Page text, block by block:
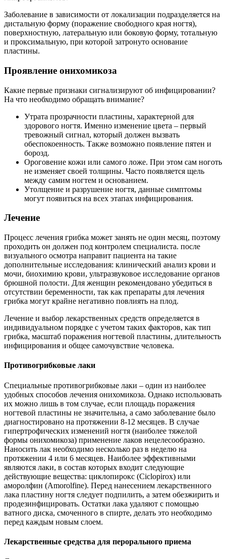
Заболевание в зависимости от локализации подразделяется на
дистальную форму (поражение свободного края ногтя),
поверхностную, латеральную или боковую форму, тотальную
и проксимальную, при которой затронуто основание
пластины.
Проявление онихомикоза
Какие первые признаки сигнализируют об инфицировании?
На что необходимо обращать внимание?
Утрата прозрачности пластины, характерной для
здорового ногтя. Именно изменение цвета – первый
тревожный сигнал, который должен вызвать
обеспокоенность. Также возможно появление пятен и
борозд.
Ороговение кожи или самого ложе. При этом сам ноготь
не изменяет своей толщины. Часто появляется щель
между самим ногтем и основанием.
Утолщение и разрушение ногтя, данные симптомы
могут появиться на всех этапах инфицирования.
Лечение
Процесс лечения грибка может занять не один месяц, поэтому
проходить он должен под контролем специалиста. после
визуального осмотра направит пациента на такие
дополнительные исследования: клинический анализ крови и
мочи, биохимию крови, ультразвуковое исследование органов
брюшной полости. Для женщин рекомендовано убедиться в
отсутствии беременности, так как препараты для лечения
грибка могут крайне негативно повлиять на плод.
Лечение и выбор лекарственных средств определяется в
индивидуальном порядке с учетом таких факторов, как тип
грибка, масштаб поражения ногтевой пластины, длительность
инфицирования и общее самочувствие человека.
Противогрибковые лаки
Специальные противогрибковые лаки – один из наиболее
удобных способов лечения онихомикоза. Однако использовать
их можно лишь в том случае, если площадь поражения
ногтевой пластины не значительна, а само заболевание было
диагностировано на протяжении 8-12 месяцев. В случае
гипертрофических изменений ногтя (наиболее тяжелой
формы онихомикоза) применение лаков нецелесообразно.
Наносить лак необходимо несколько раз в неделю на
протяжении 4 или 6 месяцев. Наиболее эффективными
являются лаки, в состав которых входит следующие
действующие вещества: циклопирокс (Ciclopirox) или
аморолфин (Amorolfine). Перед нанесением лекарственного
лака пластину ногтя следует подпилить, а затем обезжирить и
продезинфицировать. Остатки лака удаляют с помощью
ватного диска, смоченного в спирте, делать это необходимо
перед каждым новым слоем.
Лекарственные средства для перорального приема